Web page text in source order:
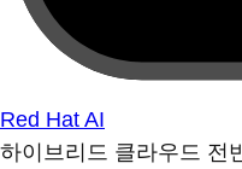
Red Hat AI
하이브리드 클라우드 전